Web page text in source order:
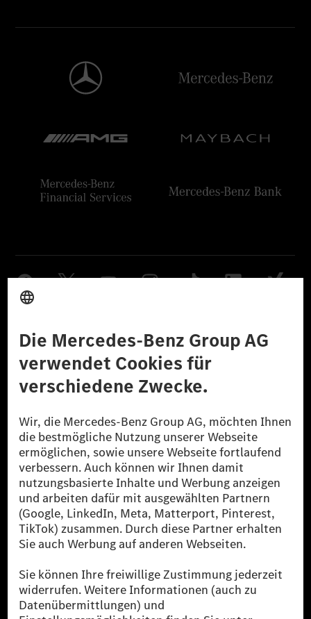
Datenschutz Lizenzhinweise Dritter Barrierefreiheit
© 2026 Mercedes-Benz Group AG. Alle Rechte vorbehalten.
[1] Bilanziell CO₂-neutral bedeutet, dass nicht vermiedene oder nicht
reduzierte CO₂-Emissionen bei der Mercedes-Benz Group durch
zertifizierte Ausgleichsprojekte kompensiert werden.
[2] Renewable Charging ist ein integraler Bestandteil von MB.CHARGE
Public in Europa, den USA, Kanada und China. Sofern an der jeweiligen
Ladestation noch kein Strom aus erneuerbaren Energien vorliegt,
verwendet Renewable Charging Grünstromzertifikate*. Diese stellen
sicher, dass für Ladevorgänge über MB.CHARGE Public eine äquivalente
Strommenge aus erneuerbaren Energien ins Stromnetz eingespeist wird.
als sechs Jahre sind.
* Inkl. EKOenergy Ökolabel
* Die angegebenen Werte wurden nach dem vorgeschriebenen
Messverfahren WLTP (Worldwide harmonised Light vehicles Test